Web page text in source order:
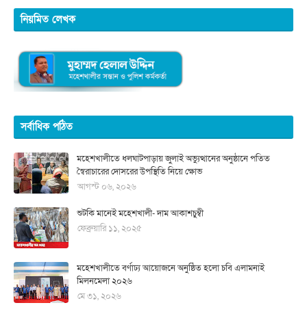
নিয়মিত লেখক
সর্বাধিক পঠিত
মহেশখালীতে ধলঘাটপাড়ায় জুলাই অভ্যুত্থানের অনুষ্ঠানে পতিত
স্বৈরাচারের দোসরের উপস্থিতি নিয়ে ক্ষোভ
আগস্ট ০৬, ২০২৬
শুটকি মানেই মহেশখালী- দাম আকাশচুম্বী
ফেব্রুয়ারি ১১, ২০২৫
মহেশখালীতে বর্ণাঢ্য আয়োজনে অনুষ্ঠিত হলো চবি এলামনাই
মিলনমেলা ২০২৬
মে ৩১, ২০২৬